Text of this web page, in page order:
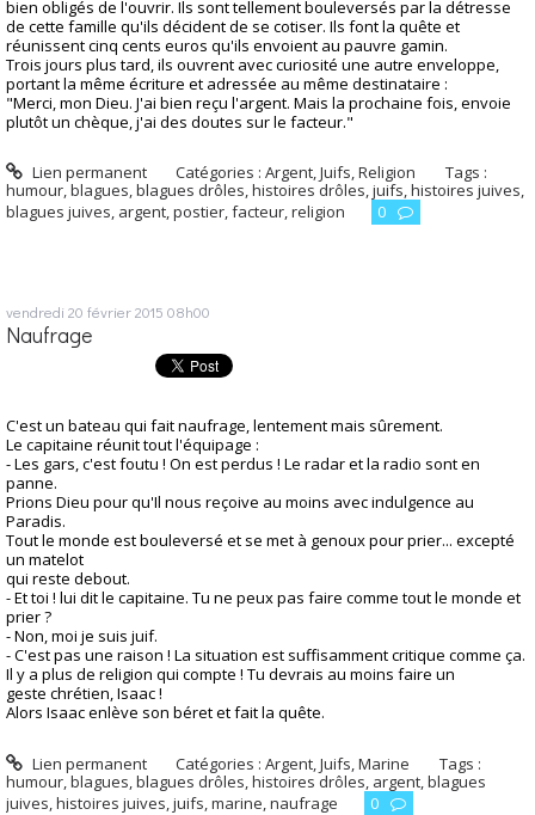
bien obligés de l'ouvrir. Ils sont tellement bouleversés par la détresse
de cette famille qu'ils décident de se cotiser. Ils font la quête et
réunissent cinq cents euros qu'ils envoient au pauvre gamin.
Trois jours plus tard, ils ouvrent avec curiosité une autre enveloppe,
portant la même écriture et adressée au même destinataire :
"Merci, mon Dieu. J'ai bien reçu l'argent. Mais la prochaine fois, envoie
plutôt un chèque, j'ai des doutes sur le facteur."
Lien permanent Catégories :Argent,Juifs,Religion
Tags :
humour,blagues,blagues drôles,histoires drôles,juifs,histoires juives,
blagues juives, argent,postier,facteur,religion 0
vendredi 20 février 2015 08h00
Naufrage
C'est un bateau qui fait naufrage, lentement mais sûrement.
Le capitaine réunit tout l'équipage :
- Les gars, c'est foutu ! On est perdus ! Le radar et la radio sont en
panne.
Prions Dieu pour qu'Il nous reçoive au moins avec indulgence au
Paradis.
Tout le monde est bouleversé et se met à genoux pour prier... excepté
un matelot
qui reste debout.
- Et toi ! lui dit le capitaine. Tu ne peux pas faire comme tout le monde et
prier ?
- Non, moi je suis juif.
- C'est pas une raison ! La situation est suffisamment critique comme ça.
Il y a plus de religion qui compte ! Tu devrais au moins faire un
geste chrétien, Isaac !
Alors Isaac enlève son béret et fait la quête.
Lien permanent Catégories :Argent ,Juifs ,Marine
Tags :
humour blagues blagues drôles histoires drôles argent blagues
juives histoires juives juifs marine naufrage 0